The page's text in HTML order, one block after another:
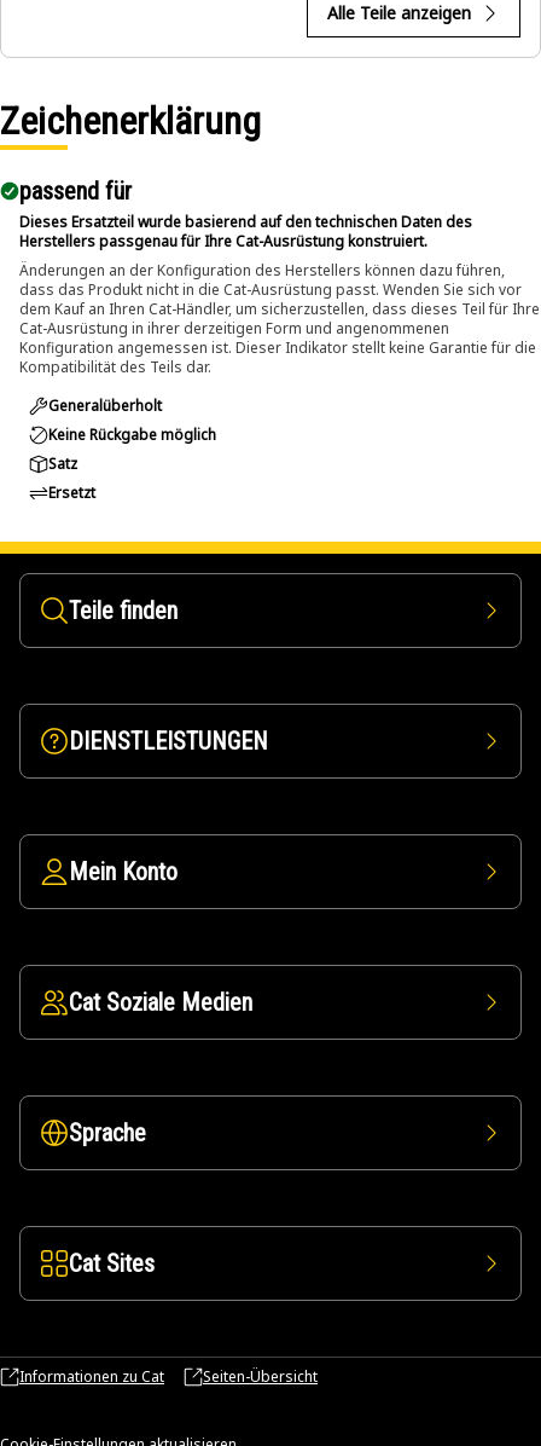
Alle Teile anzeigen
Zeichenerklärung
passend für​
Dieses Ersatzteil wurde basierend auf den technischen Daten des
Herstellers passgenau für Ihre Cat-Ausrüstung konstruiert.
Änderungen an der Konfiguration des Herstellers können dazu führen,
dass das Produkt nicht in die Cat-Ausrüstung passt. Wenden Sie sich vor
dem Kauf an Ihren Cat-Händler, um sicherzustellen, dass dieses Teil für Ihre
Cat-Ausrüstung in ihrer derzeitigen Form und angenommenen
Konfiguration angemessen ist. Dieser Indikator stellt keine Garantie für die
Kompatibilität des Teils dar.
Generalüberholt
Keine Rückgabe möglich
Satz
Ersetzt
Teile finden
DIENSTLEISTUNGEN
Mein Konto
Cat Soziale Medien
Sprache
Cat Sites
Informationen zu Cat Seiten-Übersicht